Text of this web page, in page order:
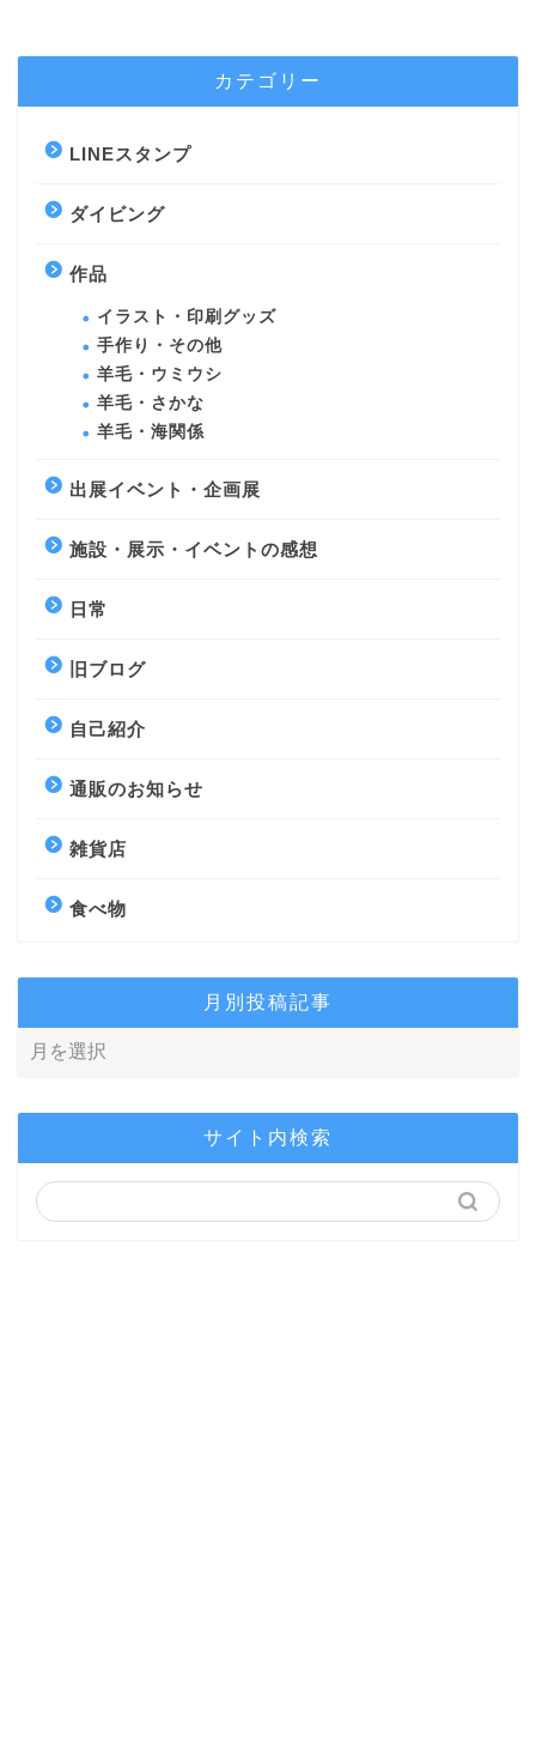
カテゴリー
LINEスタンプ
ダイビング
作品
イラスト・印刷グッズ
手作り・その他
羊毛・ウミウシ
羊毛・さかな
羊毛・海関係
出展イベント・企画展
施設・展示・イベントの感想
日常
旧ブログ
自己紹介
通販のお知らせ
雑貨店
食べ物
月別投稿記事
サイト内検索